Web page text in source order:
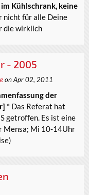
Kühlschrank, keine
nicht für alle Deine
die wirklich
- 2005
on Apr 02, 2011
der
* Das Referat hat
getroffen. Es ist eine
Mensa; Mi 10-14Uhr